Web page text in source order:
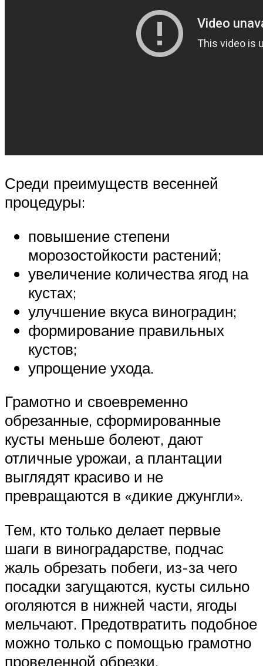
Среди преимуществ весенней
процедуры:
повышение степени
морозостойкости растений;
увеличение количества ягод на
кустах;
улучшение вкуса виноградин;
формирование правильных
кустов;
упрощение ухода.
Грамотно и своевременно
обрезанные, сформированные
кусты меньше болеют, дают
отличные урожаи, а плантации
выглядят красиво и не
превращаются в «дикие джунгли».
Тем, кто только делает первые
шаги в виноградарстве, подчас
жаль обрезать побеги, из-за чего
посадки загущаются, кусты сильно
оголяются в нижней части, ягоды
мельчают. Предотвратить подобное
можно только с помощью грамотно
проведенной обрезки.